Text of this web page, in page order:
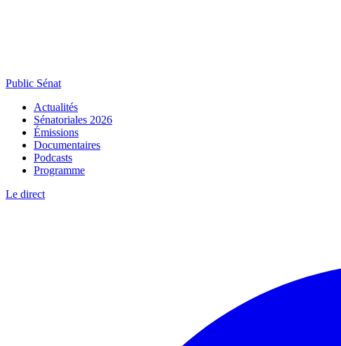
Public Sénat
Actualités
Sénatoriales 2026
Émissions
Documentaires
Podcasts
Programme
Le direct